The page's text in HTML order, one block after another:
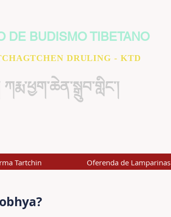
DE BUDISMO TIBETANO
DRULING - KTD
ཀརྨ་ཕྱག་ཆེན་སྒྲུབ་གླིང་།
Tartchin Oferenda de Lamparinas